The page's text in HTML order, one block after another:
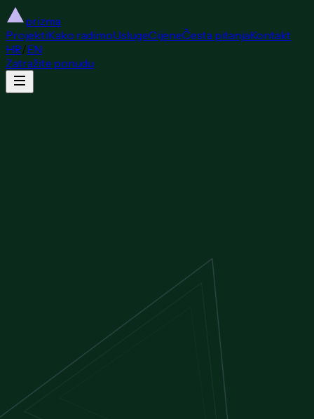
prizma
ProjektiKako radimoUslugeCijeneČesta pitanjaKontakt
HR/EN
Zatražite ponudu